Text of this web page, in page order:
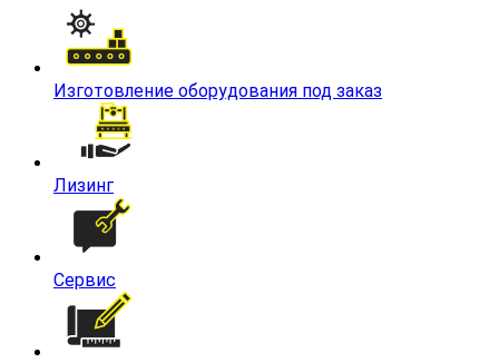
Изготовление оборудования под заказ
Лизинг
Сервис